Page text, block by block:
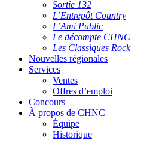
Sortie 132
L’Entrepôt Country
L’Ami Public
Le décompte CHNC
Les Classiques Rock
Nouvelles régionales
Services
Ventes
Offres d’emploi
Concours
À propos de CHNC
Équipe
Historique